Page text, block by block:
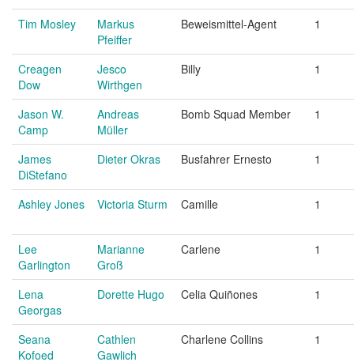
Tim Mosley
Markus
Pfeiffer
Beweismittel-Agent 1
Creagen
Dow
Jesco
Wirthgen
Billy 1
Jason W.
Camp
Andreas
Müller
Bomb Squad Member 1
James
DiStefano
Dieter Okras Busfahrer Ernesto 1
Ashley Jones Victoria Sturm Camille 1
Lee
Garlington
Marianne
Groß
Carlene 1
Lena
Georgas
Dorette Hugo Celia Quiñones 1
Seana
Kofoed
Cathlen
Gawlich
Charlene Collins 1